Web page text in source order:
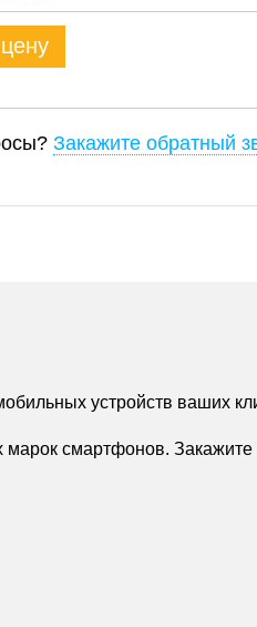
Закажите обратный
устройств ваших
смартфонов.